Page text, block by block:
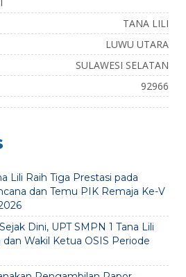
TANA LILI
LUWU UTARA
SULAWESI SELATAN
92966
Lili Raih Tiga Prestasi pada
dan Temu PIK Remaja Ke-V
Dini, UPT SMPN 1 Tana Lili
Wakil Ketua OSIS Periode